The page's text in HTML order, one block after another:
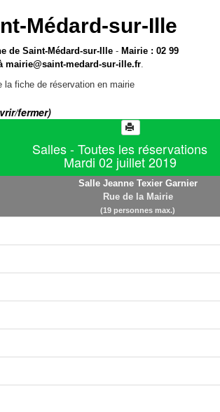
Médard-sur-Ille
de Saint-Médard-sur-Ille - Mairie : 02 99
mairie@saint-medard-sur-ille.fr.
la fiche de réservation en mairie
fermer)
Salles - Toutes les réservations
Mardi 02 juillet 2019
Salle Jeanne Texier Garnier
Rue de la Mairie
(19 personnes max.)